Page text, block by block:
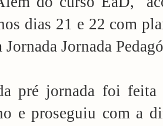
dias 21 e 22 com
Jornada Jornada
pré jornada foi feita
e proseguiu com a